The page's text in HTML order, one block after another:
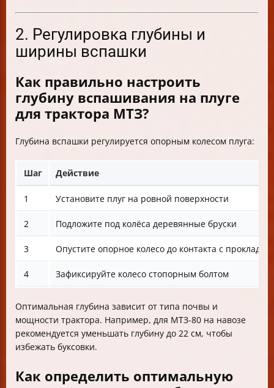
2. Регулировка глубины и
ширины вспашки
Как правильно настроить
глубину вспашивания на плуге
для трактора МТЗ?
Глубина вспашки регулируется опорным колесом плуга:
Шаг Действие
1 Установите плуг на ровной поверхности
2 Подложите под колёса деревянные бруски
3 Опустите опорное колесо до контакта с
4 Зафиксируйте колесо стопорным болтом
Оптимальная глубина зависит от типа почвы и
мощности трактора. Например, для МТЗ-80 на навозе
рекомендуется уменьшать глубину до 22 см, чтобы
избежать буксовки.
Как определить оптимальную